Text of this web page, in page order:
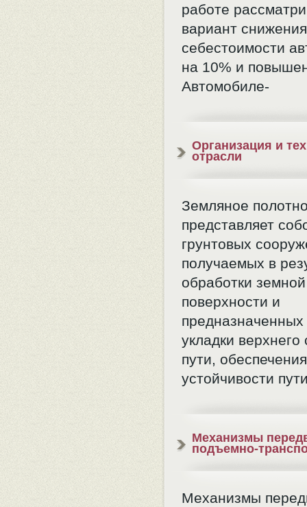
работе
вариант снижения
себестоимости
на 10% и
Автомобиле-
Организация и
отрасли
Земляное
представляет
грунтовых
получаемых в
обработки земной
поверхности и
предназначенных
укладки верхнего
пути, обеспечения
устойчивости
Механизмы
подъемно-
Механизмы